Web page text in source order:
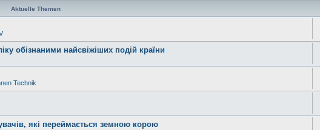
Aktuelle Themen
обізнаними найсвіжіших подій країни
Technik
які переймається земною корою